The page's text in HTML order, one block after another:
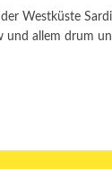
Westküste
und allem drum